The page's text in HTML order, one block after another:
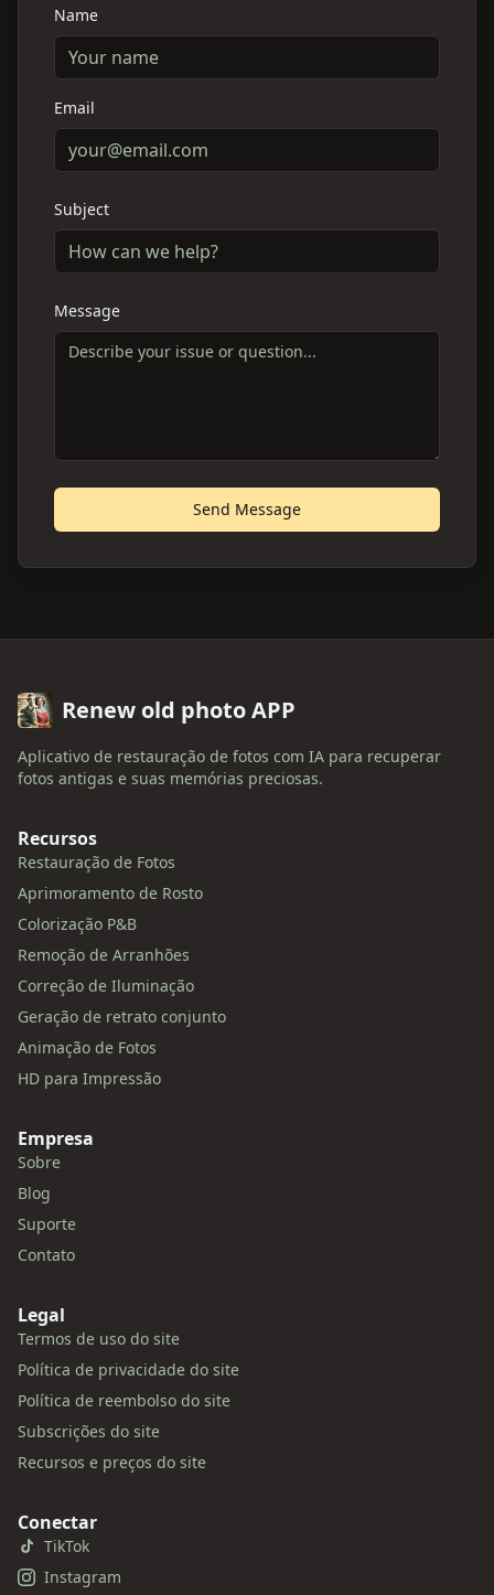
Name
Email
Subject
Message
Send Message
Renew old photo APP
Aplicativo de restauração de fotos com IA para recuperar
fotos antigas e suas memórias preciosas.
Recursos
Restauração de Fotos
Aprimoramento de Rosto
Colorização P&B
Remoção de Arranhões
Correção de Iluminação
Geração de retrato conjunto
Animação de Fotos
HD para Impressão
Empresa
Sobre
Blog
Suporte
Contato
Legal
Termos de uso do site
Política de privacidade do site
Política de reembolso do site
Subscrições do site
Recursos e preços do site
Conectar
TikTok
Instagram